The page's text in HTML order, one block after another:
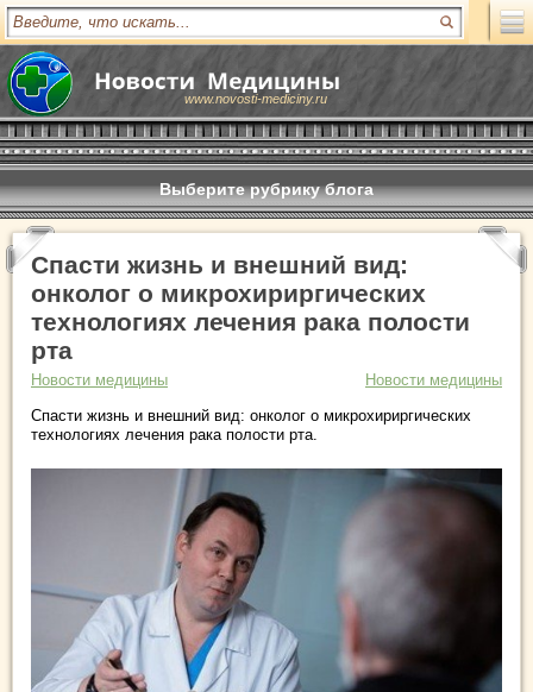
www.novosti-mediciny.ru
Выберите рубрику блога
Спасти жизнь и внешний вид:
онколог о микрохириргических
технологиях лечения рака полости
рта
Новости медицины
Новости медицины
Спасти жизнь и внешний вид: онколог о микрохириргических
технологиях лечения рака полости рта.